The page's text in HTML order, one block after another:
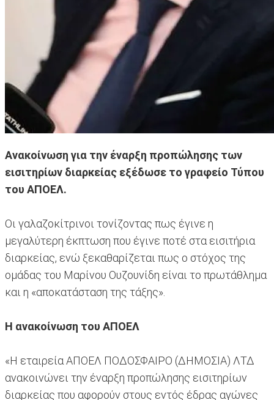
Ανακοίνωση για την έναρξη προπώλησης των
εισιτηρίων διαρκείας εξέδωσε το γραφείο Τύπου
του ΑΠΟΕΛ.
Οι γαλαζοκίτρινοι τονίζοντας πως έγινε η
μεγαλύτερη έκπτωση που έγινε ποτέ στα εισιτήρια
διαρκείας, ενώ ξεκαθαρίζεται πως ο στόχος της
ομάδας του Μαρίνου Ουζουνίδη είναι το πρωτάθλημα
και η «αποκατάσταση της τάξης».
Η ανακοίνωση του ΑΠΟΕΛ
«Η εταιρεία ΑΠΟΕΛ ΠΟΔΟΣΦΑΙΡΟ (ΔΗΜΟΣΙΑ) ΛΤΔ
ανακοινώνει την έναρξη προπώλησης εισιτηρίων
διαρκείας που αφορούν στους εντός έδρας αγώνες